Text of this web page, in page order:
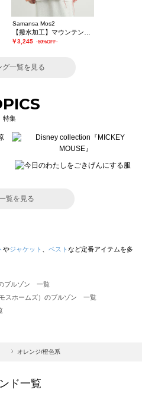
Samansa Mos2
￥3,245 -50%OFF-
グ一覧を見る
特集
覧を見る
やジャケット ベスト など定番アイテムを多
ブルゾン 一覧
スホームズ）のブルゾン 一覧
イサマンサモスモス）のブルゾン 一覧
ブルー）のブルゾン 一覧
オレンジ/橙色系
ド一覧